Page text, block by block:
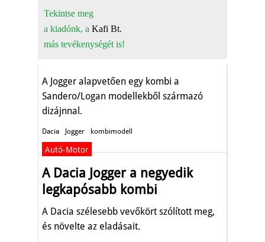
Tekintse meg
a kiadónk, a Kafi Bt.
más tevékenységét is!
A Dacia Jogger
sikere
A Jogger alapvetően egy kombi a
Sandero/Logan modellekből származó
dizájnnal.
Dacia Jogger kombimodell
Autó-Motor
A Dacia Jogger a negyedik
legkapósabb kombi
A Dacia szélesebb vevőkört szólított meg,
és növelte az eladásait​.